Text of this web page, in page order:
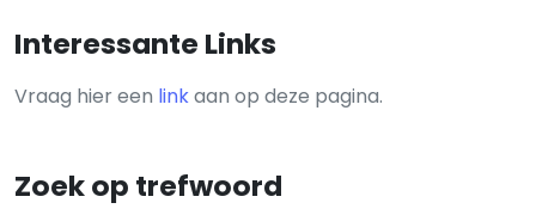
Interessante Links
Vraag hier een linkaan op deze pagina.
Zoek op trefwoord